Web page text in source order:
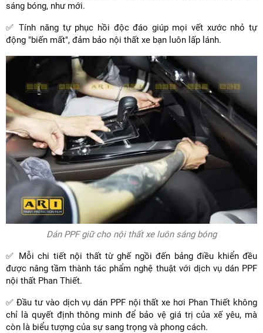
sáng bóng, như mới.
✅ Tính năng tự phục hồi độc đáo giúp mọi vết xước nhỏ tự
động "biến mất", đảm bảo nội thất xe bạn luôn lấp lánh.
Dán PPF giữ cho nội thất xe luôn sáng bóng
✅ Mỗi chi tiết nội thất từ ghế ngồi đến bảng điều khiển đều
được nâng tầm thành tác phẩm nghệ thuật với dịch vụ dán PPF
nội thất Phan Thiết.
✅ Đầu tư vào dịch vụ dán PPF nội thất xe hơi Phan Thiết không
chỉ là quyết định thông minh để bảo vệ giá trị của xế yêu, mà
còn là biểu tượng của sự sang trọng và phong cách.